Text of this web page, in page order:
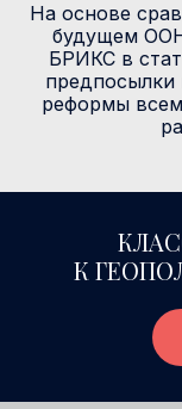
На основе
будущем
БРИКС в
реформы
К